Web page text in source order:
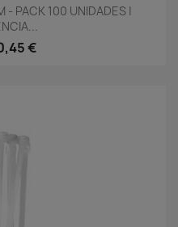
- PACK 100 UNIDADES |
€